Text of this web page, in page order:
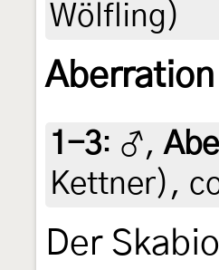
Wölfling)
Aberration
1-3: ♂,
Kettner),
Der